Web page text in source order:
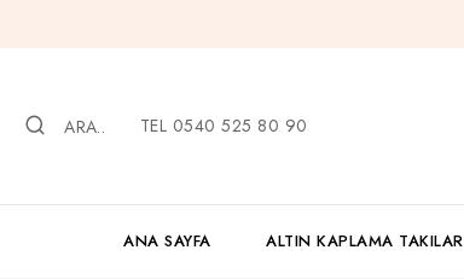
ARA.. TEL 0540 525 80 90
ANA SAYFA ALTIN KAPLAMA TAKILAR